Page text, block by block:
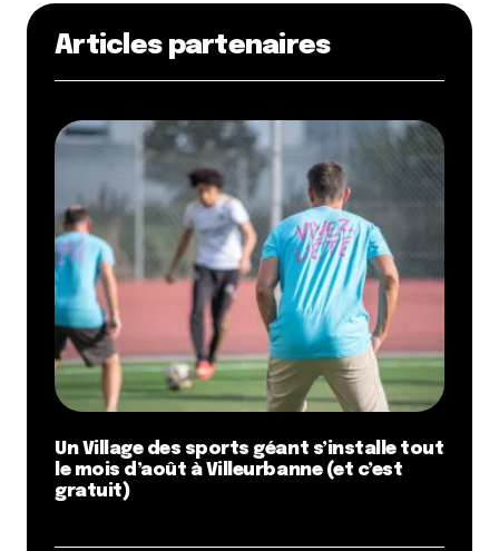
Articles partenaires
Un Village des sports géant s’installe tout
le mois d’août à Villeurbanne (et c’est
gratuit)